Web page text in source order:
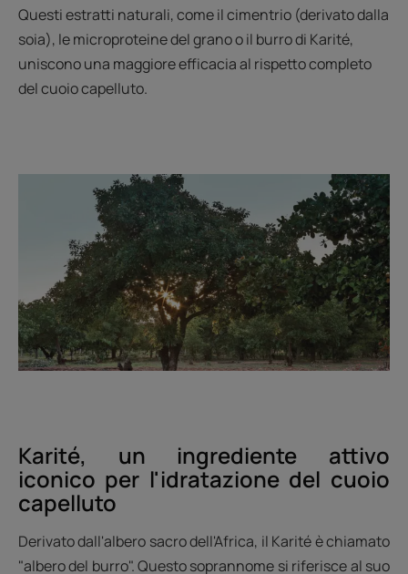
Questi estratti naturali, come il cimentrio (derivato dalla
soia), le microproteine del grano o il burro di Karité,
uniscono una maggiore efficacia al rispetto completo
del cuoio capelluto.
Karité, un ingrediente attivo
iconico per l'idratazione del cuoio
capelluto
Derivato dall'albero sacro dell'Africa, il Karité è chiamato
"albero del burro". Questo soprannome si riferisce al suo